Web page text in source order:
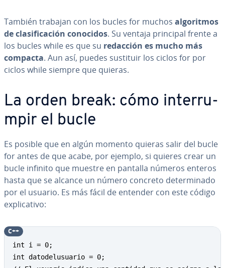
También trabajan con los bucles for muchos al­go­ri­t­mos
de cla­si­fi­ca­ción conocidos. Su ventaja principal frente a
los bucles while es que su redacción es mucho más
compacta. Aun así, puedes sustituir los ciclos for por
ciclos while siempre que quieras.
La orden break: cómo in­te­rru­
m­pir el bucle
Es posible que en algún momento quieras salir del bucle
for antes de que acabe, por ejemplo, si quieres crear un
bucle infinito que muestre en pantalla números enteros
hasta que se alcance un número concreto de­te­r­mi­na­do
por el usuario. Es más fácil de entender con este código
ex­pli­ca­ti­vo:
int i = 0;
int datodelusuario = 0;
C++